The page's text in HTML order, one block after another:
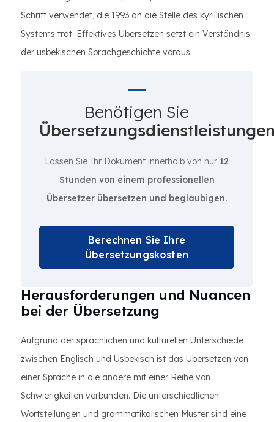
Schrift verwendet, die 1993 an die Stelle des kyrillischen
Systems trat. Effektives Übersetzen setzt ein Verständnis
der usbekischen Sprachgeschichte voraus.
Benötigen Sie
Lassen Sie Ihr Dokument innerhalb von nur 12
Stunden von einem professionellen
Übersetzer übersetzen und beglaubigen.
Berechnen Sie Ihre
Übersetzungskosten
Herausforderungen und Nuancen
bei der Übersetzung
Aufgrund der sprachlichen und kulturellen Unterschiede
zwischen Englisch und Usbekisch ist das Übersetzen von
einer Sprache in die andere mit einer Reihe von
Schwierigkeiten verbunden. Die unterschiedlichen
Wortstellungen und grammatikalischen Muster sind eine